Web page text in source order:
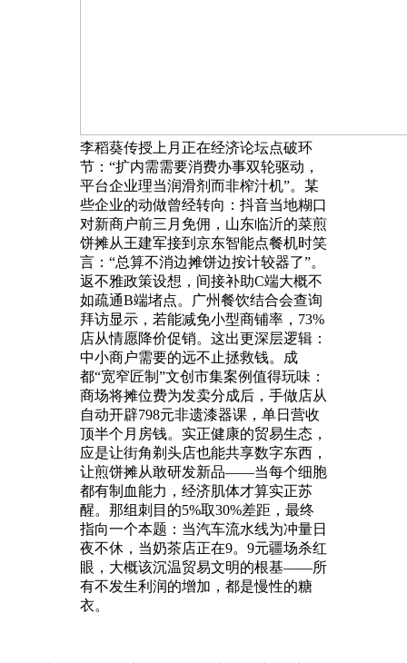
李稻葵传授上月正在经济论坛点破环
节：“扩内需需要消费办事双轮驱动，
平台企业理当润滑剂而非榨汁机”。某
些企业的动做曾经转向：抖音当地糊口
对新商户前三月免佣，山东临沂的菜煎
饼摊从王建军接到京东智能点餐机时笑
言：“总算不消边摊饼边按计较器了”。
返不雅政策设想，间接补助C端大概不
如疏通B端堵点。广州餐饮结合会查询
拜访显示，若能减免小型商铺率，73%
店从情愿降价促销。这出更深层逻辑：
中小商户需要的远不止拯救钱。成
都“宽窄匠制”文创市集案例值得玩味：
商场将摊位费为发卖分成后，手做店从
自动开辟798元非遗漆器课，单日营收
顶半个月房钱。实正健康的贸易生态，
应是让街角剃头店也能共享数字东西，
让煎饼摊从敢研发新品——当每个细胞
都有制血能力，经济肌体才算实正苏
醒。那组刺目的5%取30%差距，最终
指向一个本题：当汽车流水线为冲量日
夜不休，当奶茶店正在9。9元疆场杀红
眼，大概该沉温贸易文明的根基——所
有不发生利润的增加，都是慢性的糖
衣。